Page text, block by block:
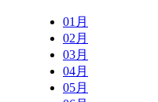
01月
02月
03月
04月
05月